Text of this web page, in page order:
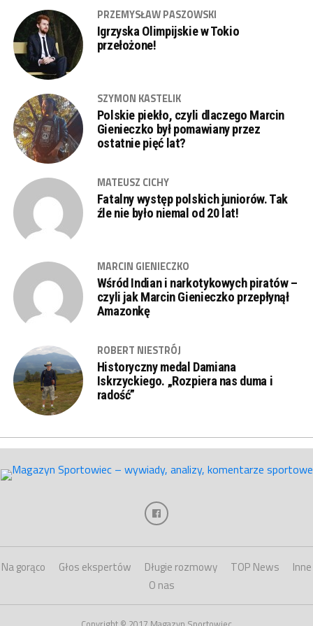
PRZEMYSŁAW PASZOWSKI
Igrzyska Olimpijskie w Tokio
przełożone!
SZYMON KASTELIK
Polskie piekło, czyli dlaczego Marcin
Gienieczko był pomawiany przez
ostatnie pięć lat?
MATEUSZ CICHY
Fatalny występ polskich juniorów. Tak
źle nie było niemal od 20 lat!
MARCIN GIENIECZKO
Wśród Indian i narkotykowych piratów –
czyli jak Marcin Gienieczko przepłynął
Amazonkę
ROBERT NIESTRÓJ
Historyczny medal Damiana
Iskrzyckiego. „Rozpiera nas duma i
radość”
Na gorąco Głos ekspertów Długie rozmowy TOP News
Inne
O nas